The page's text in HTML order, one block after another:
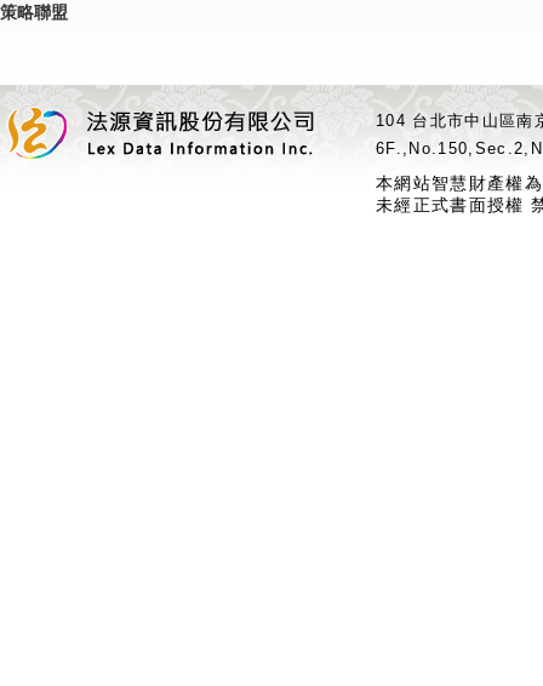
策略聯盟
104 台北市中山區
本網站智慧財產權
未經正式書面授權